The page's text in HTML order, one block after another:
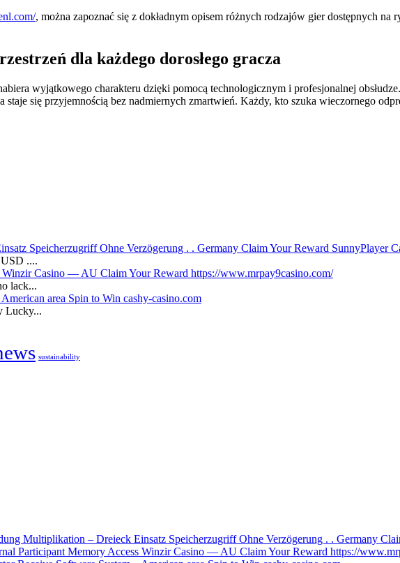
, można zapoznać się z dokładnym opisem różnych rodzajów gier dostępnych
dla każdego dorosłego gracza
wyjątkowego charakteru dzięki pomocą technologicznym i profesjonalnej
staje się przyjemnością bez nadmiernych zmartwień. Każdy, kto szuka wieczornego
Speicherzugriff Ohne Verzögerung . . Germany Claim Your Reward SunnyPlayer
....
Winzir Casino — AU Claim Your Reward https://www.mrpay9casino.com/
lack...
area Spin to Win cashy-casino.com
Lucky...
sustainability
Multiplikation – Dreieck Einsatz Speicherzugriff Ohne Verzögerung . . Germany
Participant Memory Access Winzir Casino — AU Claim Your Reward https://